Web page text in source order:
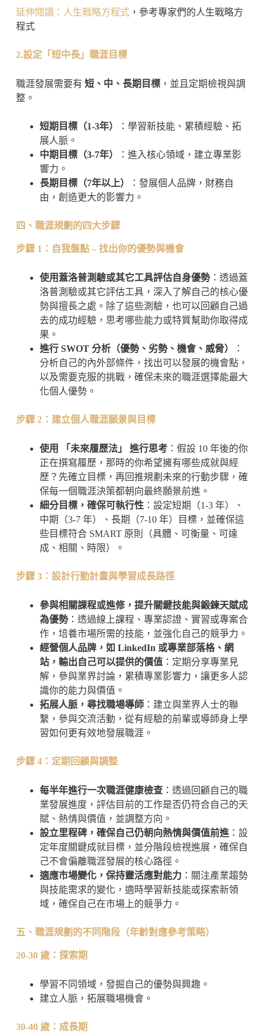
延伸閱讀：人生戰略方程式，參考專家們的人生戰略方
程式
2.設定「短中長」職涯目標
職涯發展需要有 短、中、長期目標，並且定期檢視與調
整。
短期目標（1-3年）
：學習新技能、累積經驗、拓
展人脈。
中期目標（3-7年）
：進入核心領域，建立專業影
響力。
長期目標（7年以上）
：發展個人品牌，財務自
由，創造更大的影響力。
四、職涯規劃的四大步驟
步驟 1：自我盤點 – 找出你的優勢與機會
使用蓋洛普測驗或其它工具評估自身優勢：透過蓋
洛普測驗或其它評估工具，深入了解自己的核心優
勢與擅長之處。除了這些測驗，也可以回顧自己過
去的成功經驗，思考哪些能力或特質幫助你取得成
果。
進行 SWOT 分析（優勢、劣勢、機會、威脅）
：
分析自己的內外部條件，找出可以發展的機會點，
以及需要克服的挑戰，確保未來的職涯選擇能最大
化個人優勢。
步驟 2：建立個人職涯願景與目標
使用 「未來履歷法」 進行思考：假設 10 年後的你
正在撰寫履歷，那時的你希望擁有哪些成就與經
歷？先確立目標，再回推規劃未來的行動步驟，確
保每一個職涯決策都朝向最終願景前進。
細分目標，確保可執行性：設定短期（1-3 年）、
中期（3-7 年）、長期（7-10 年）目標，並確保這
些目標符合 SMART 原則（具體、可衡量、可達
成、相關、時限）。
步驟 3：設計行動計畫與學習成長路徑
參與相關課程或進修，提升關鍵技能與鍛鍊天賦成
為優勢：透過線上課程、專業認證、實習或專案合
作，培養市場所需的技能，並強化自己的競爭力。
經營個人品牌，如 LinkedIn 或專業部落格、網
站，輸出自己可以提供的價值：定期分享專業見
解，參與業界討論，累積專業影響力，讓更多人認
識你的能力與價值。
拓展人脈，尋找職場導師：建立與業界人士的聯
繫，參與交流活動，從有經驗的前輩或導師身上學
習如何更有效地發展職涯。
步驟 4：定期回顧與調整
每半年進行一次職涯健康檢查：透過回顧自己的職
業發展進度，評估目前的工作是否仍符合自己的天
賦、熱情與價值，並調整方向。
設立里程碑，確保自己仍朝向熱情與價值前進：設
定年度關鍵成就目標，並分階段檢視進展，確保自
己不會偏離職涯發展的核心路徑。
適應市場變化，保持靈活應對能力：關注產業趨勢
與技能需求的變化，適時學習新技能或探索新領
域，確保自己在市場上的競爭力。
五、職涯規劃的不同階段（年齡對應參考策略）
20-30 歲：探索期
學習不同領域，發掘自己的優勢與興趣。
建立人脈，拓展職場機會。
30-40 歲：成長期